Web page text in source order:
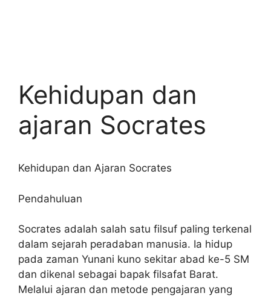
Kehidupan dan
ajaran Socrates
Kehidupan dan Ajaran Socrates
Pendahuluan
Socrates adalah salah satu filsuf paling terkenal
dalam sejarah peradaban manusia. Ia hidup
pada zaman Yunani kuno sekitar abad ke-5 SM
dan dikenal sebagai bapak filsafat Barat.
Melalui ajaran dan metode pengajaran yang